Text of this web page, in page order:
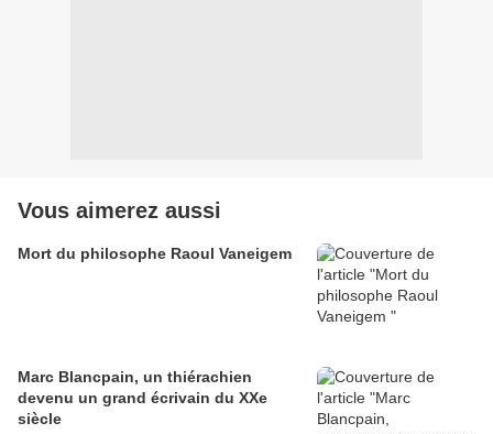
Vous aimerez aussi
Mort du philosophe Raoul Vaneigem
Marc Blancpain, un thiérachien
devenu un grand écrivain du XXe
siècle